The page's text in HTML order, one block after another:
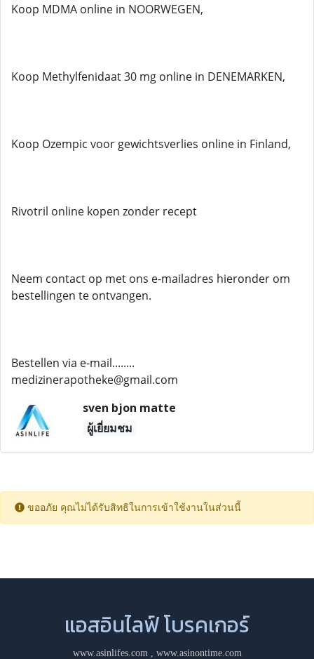
Koop MDMA online in NOORWEGEN,
Koop Methylfenidaat 30 mg online in DENEMARKEN,
Koop Ozempic voor gewichtsverlies online in Finland,
Rivotril online kopen zonder recept
Neem contact op met ons e-mailadres hieronder om
bestellingen te ontvangen.
Bestellen via e-mail........
medizinerapotheke@gmail.com
sven bjon matte
ผู้เยี่ยมชม
ขออภัย คุณไม่ได้รับสิทธิในการเข้าใช้งานในส่วนนี้
แอสอินไลฟ์ โบรคเกอร์
www.asinlifes.com, www.asinontime.com